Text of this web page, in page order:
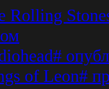
Rolling
of Leon#